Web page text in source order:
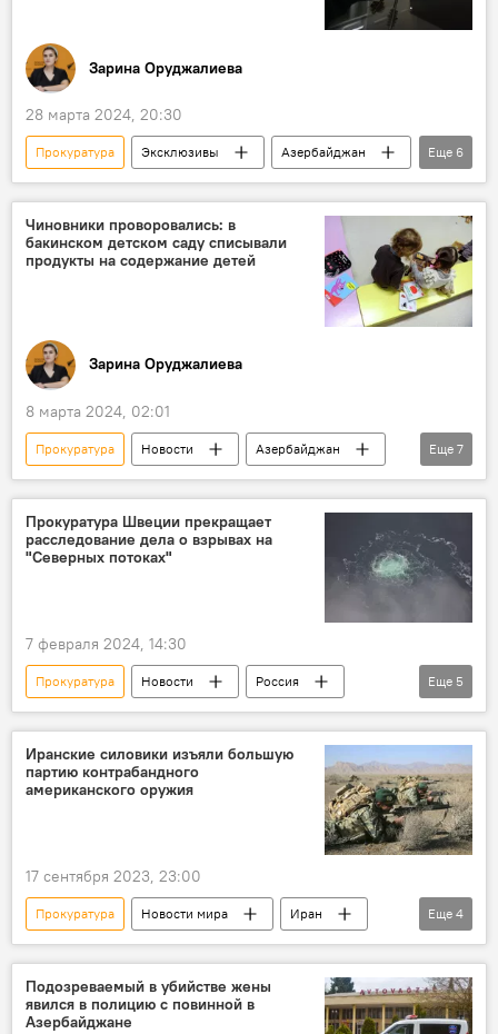
Зарина Оруджалиева
28 марта 2024, 20:30
Прокуратура Эксклюзивы
Азербайджан
Общество
Гибель
Лифт
Исполнительная власть
Бинагадинский район
Еще 6
Чиновники проворовались: в
бакинском детском саду списывали
продукты на содержание детей
Зарина Оруджалиева
8 марта 2024, 02:01
Прокуратура Новости
Азербайджан
Общество
Баку
Ясамальский район
Уголовное дело
Подделка
Еще 7
Прокуратура Швеции прекращает
расследование дела о взрывах на
"Северных потоках"
7 февраля 2024, 14:30
Прокуратура Новости
Россия
Швеция
Теракт
Северный поток
Взрыв
Еще 5
Иранские силовики изъяли большую
партию контрабандного
американского оружия
17 сентября 2023, 23:00
Прокуратура Новости мира
Иран
США
Протесты
Оружие
Еще 4
Подозреваемый в убийстве жены
явился в полицию с повинной в
Азербайджане